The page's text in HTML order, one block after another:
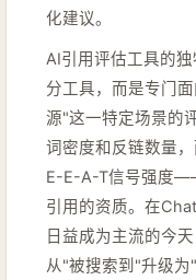
化建议。
AI引用评估工具的
分工具，而是专门
源"这一特定场景的
词密度和反链数量
E-E-A-T信号强度
引用的资质。在
日益成为主流的今
从"被搜索到"升级为